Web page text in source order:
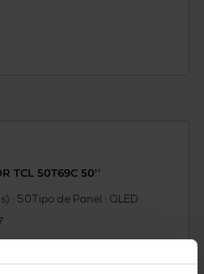
TCL 50T69C 50''
: 50Tipo de Panel : QLED